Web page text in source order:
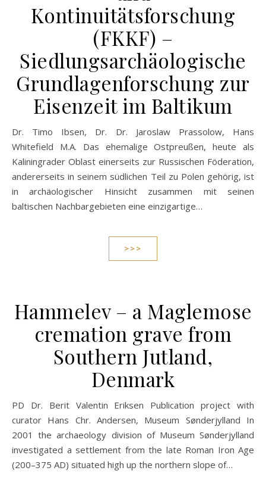
Kontinuitätsforschung
(FKKF) –
Siedlungsarchäologische
Grundlagenforschung zur
Eisenzeit im Baltikum
Dr. Timo Ibsen, Dr. Dr. Jaroslaw Prassolow, Hans
Whitefield M.A. Das ehemalige Ostpreußen, heute als
Kaliningrader Oblast einerseits zur Russischen Föderation,
andererseits in seinem südlichen Teil zu Polen gehörig, ist
in archäologischer Hinsicht zusammen mit seinen
baltischen Nachbargebieten eine einzigartige…
>>>
Hammelev – a Maglemose
cremation grave from
Southern Jutland,
Denmark
PD Dr. Berit Valentin Eriksen Publication project with
curator Hans Chr. Andersen, Museum Sønderjylland In
2001 the archaeology division of Museum Sønderjylland
investigated a settlement from the late Roman Iron Age
(200–375 AD) situated high up the northern slope of…